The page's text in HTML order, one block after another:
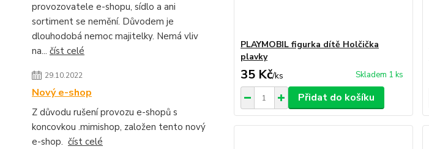
provozovatele e-shopu, sídlo a ani
sortiment se nemění. Důvodem je
dlouhodobá nemoc majitelky. Nemá vliv
na... číst celé
29.10.2022
Nový e-shop
Z důvodu rušení provozu e-shopů s
koncovkou .mimishop, založen tento nový
e-shop. číst celé
PLAYMOBIL figurka dítě Holčička
plavky
35 Kč/ks Skladem 1 ks
Přidat do košíku